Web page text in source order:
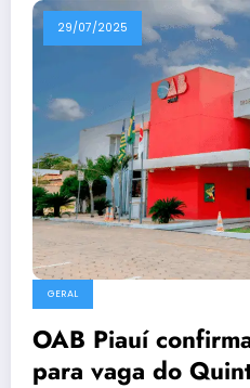
29/07/2025
GERAL
OAB Piauí
para vaga do